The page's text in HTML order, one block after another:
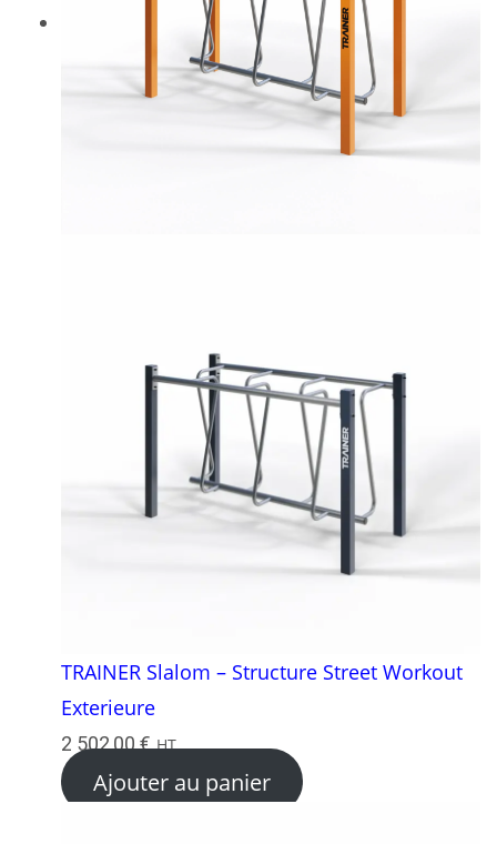
TRAINER Slalom – Structure Street Workout
Exterieure
2 502,00€ HT
Ajouter au panier